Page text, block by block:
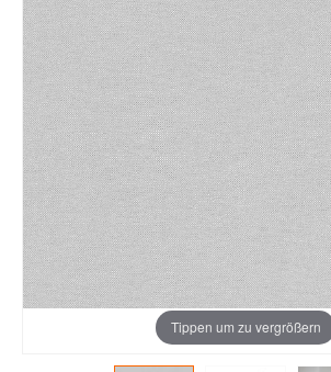
Tippen um zu vergrößern